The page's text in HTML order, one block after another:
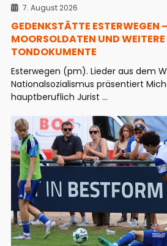
7. August 2026
GEDENKSTÄTTE ESTERWEGEN
MOORSOLDATEN UND
TONDOKUMENTE
Esterwegen (pm). Lieder aus dem
Nationalsozialismus präsentiert
hauptberuflich Jurist ...